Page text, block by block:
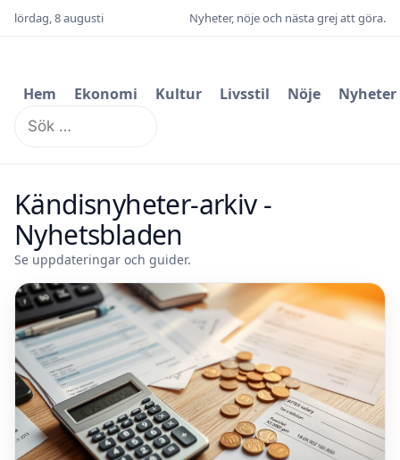
lördag, 8 augusti Nyheter, nöje och nästa grej att göra.
Hem Ekonomi Kultur Livsstil Nöje
Nyheter
Sök
efter:
Kändisnyheter-arkiv -
Nyhetsbladen
Se uppdateringar och guider.